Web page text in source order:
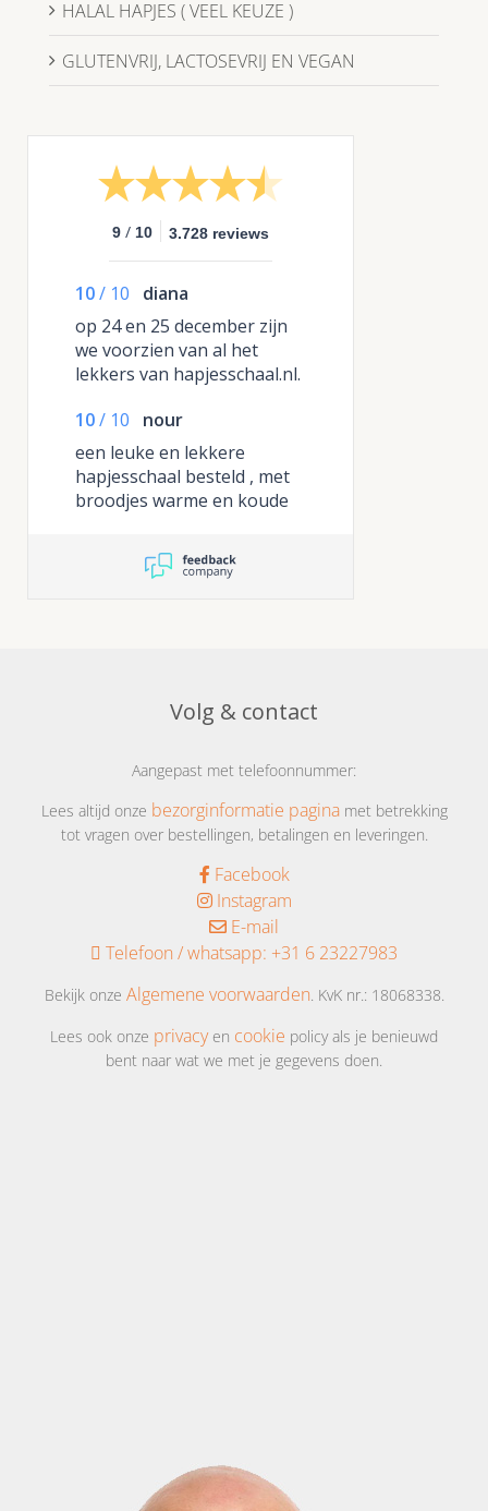
HALAL HAPJES ( VEEL KEUZE )
GLUTENVRIJ, LACTOSEVRIJ EN VEGAN
9 / 10 3.728 reviews
10/ 10
diana
op 24 en 25 december zijn
we voorzien van al het
lekkers van hapjesschaal.nl.
10/ 10
nour
een leuke en lekkere
hapjesschaal besteld , met
broodjes warme en koude
leuk versiert we waren erg
blij met wat e zagen
Volg & contact
Aangepast met telefoonnummer:
Lees altijd onze bezorginformatie paginamet betrekking
tot vragen over bestellingen, betalingen en leveringen.
Facebook
Instagram
E-mail
Telefoon / whatsapp: +31 6 23227983
Bekijk onze Algemene voorwaarden . KvK nr.: 18068338.
Lees ook onze privacyen cookie policy als je benieuwd
bent naar wat we met je gegevens doen.